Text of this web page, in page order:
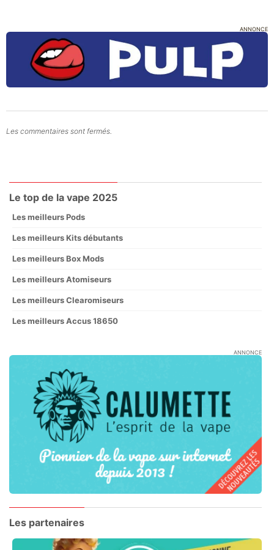
ANNONCE
Les commentaires sont fermés.
Le top de la vape 2025
Les meilleurs Pods
Les meilleurs Kits débutants
Les meilleurs Box Mods
Les meilleurs Atomiseurs
Les meilleurs Clearomiseurs
Les meilleurs Accus 18650
ANNONCE
Les partenaires